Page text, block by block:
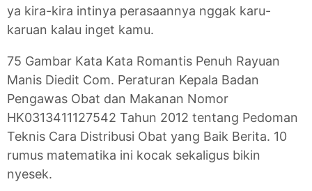
ya kira-kira intinya perasaannya nggak karu-
karuan kalau inget kamu.
75 Gambar Kata Kata Romantis Penuh Rayuan
Manis Diedit Com. Peraturan Kepala Badan
Pengawas Obat dan Makanan Nomor
HK0313411127542 Tahun 2012 tentang Pedoman
Teknis Cara Distribusi Obat yang Baik Berita. 10
rumus matematika ini kocak sekaligus bikin
nyesek.